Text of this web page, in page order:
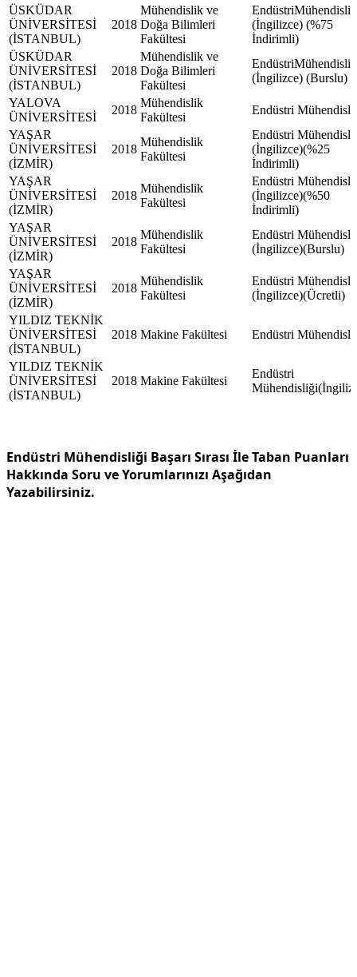
ÜSKÜDAR
ÜNİVERSİTESİ
(İSTANBUL)
2018
Mühendislik ve
Doğa Bilimleri
Fakültesi
(İngilizce) (%75
İndirimli)
ÜSKÜDAR
ÜNİVERSİTESİ
(İSTANBUL)
2018
Mühendislik ve
Doğa Bilimleri
Fakültesi
(İngilizce) (Burslu)
YALOVA
ÜNİVERSİTESİ
2018
Mühendislik
Fakültesi
Endüstri
YAŞAR
ÜNİVERSİTESİ
(İZMİR)
2018
Mühendislik
Fakültesi
Endüstri
(İngilizce)(%25
İndirimli)
YAŞAR
ÜNİVERSİTESİ
(İZMİR)
2018
Mühendislik
Fakültesi
Endüstri
(İngilizce)(%50
İndirimli)
YAŞAR
ÜNİVERSİTESİ
(İZMİR)
2018
Mühendislik
Fakültesi
Endüstri
(İngilizce)(Burslu)
YAŞAR
ÜNİVERSİTESİ
(İZMİR)
2018
Mühendislik
Fakültesi
Endüstri
(İngilizce)(Ücretli)
YILDIZ TEKNİK
ÜNİVERSİTESİ
(İSTANBUL)
2018 Makine Fakültesi Endüstri
YILDIZ TEKNİK
ÜNİVERSİTESİ
(İSTANBUL)
2018 Makine Fakültesi
Endüstri
Endüstri Mühendisliği Başarı Sırası İle Taban Puanları
Hakkında Soru ve Yorumlarınızı Aşağıdan
Yazabilirsiniz.